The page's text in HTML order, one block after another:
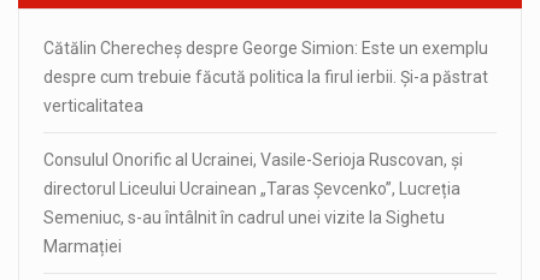
Cătălin Cherecheș despre George Simion: Este un exemplu
despre cum trebuie făcută politica la firul ierbii. Și-a păstrat
verticalitatea
Consulul Onorific al Ucrainei, Vasile-Serioja Ruscovan, și
directorul Liceului Ucrainean „Taras Șevcenko”, Lucreția
Semeniuc, s-au întâlnit în cadrul unei vizite la Sighetu
Marmației